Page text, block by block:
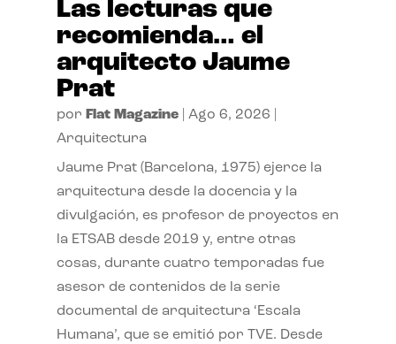
Las lecturas que
recomienda… el
arquitecto Jaume
Prat
por Flat Magazine| Ago 6, 2026
Arquitectura
Jaume Prat (Barcelona, 1975) ejerce la
arquitectura desde la docencia y la
divulgación, es profesor de proyectos en
la ETSAB desde 2019 y, entre otras
cosas, durante cuatro temporadas fue
asesor de contenidos de la serie
documental de arquitectura ‘Escala
Humana’, que se emitió por TVE. Desde